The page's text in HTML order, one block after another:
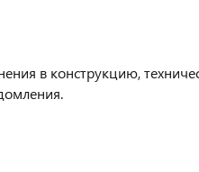
в конструкцию,